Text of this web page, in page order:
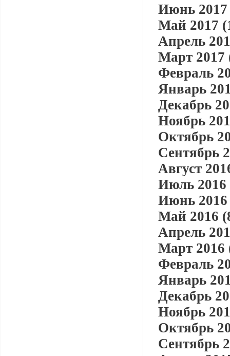
Июнь 2017
Май 2017
Апрель
Март 2017
Февраль
Январь
Декабрь
Ноябрь
Октябрь
Сентябрь
Август
Июль 2016
Июнь 2016
Май 2016
Апрель
Март 2016
Февраль
Январь
Декабрь
Ноябрь
Октябрь
Сентябрь